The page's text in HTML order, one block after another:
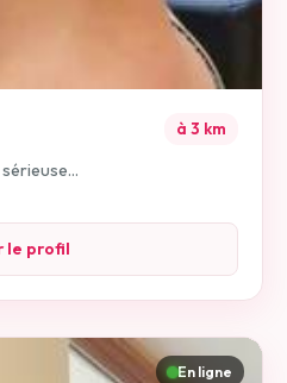
à 3 km
le profil
En ligne